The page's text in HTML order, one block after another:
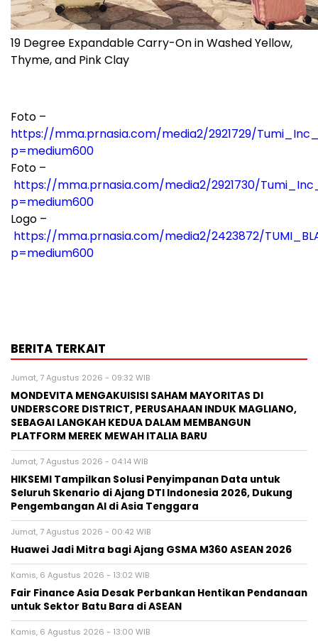
19 Degree Expandable Carry-On in Washed Yellow,
Thyme, and Pink Clay
Foto –
https://mma.prnasia.com/media2/2921729/
p=medium600
Foto –
https://mma.prnasia.com/media2/2921730/
p=medium600
Logo –
https://mma.prnasia.com/media2/2423872/
p=medium600
BERITA TERKAIT
Jumat, 7 Agustus 2026 - 09:32 WIB
MONDEVITA MENGAKUISISI SAHAM MAYORITAS DI
UNDERSCORE DISTRICT, PERUSAHAAN INDUK MAGLIANO,
SEBAGAI LANGKAH KEDUA DALAM MEMBANGUN
PLATFORM MEREK MEWAH ITALIA BARU
Jumat, 7 Agustus 2026 - 04:14 WIB
HIKSEMI Tampilkan Solusi Penyimpanan Data untuk
Seluruh Skenario di Ajang DTI Indonesia 2026, Dukung
Pengembangan AI di Asia Tenggara
Jumat, 7 Agustus 2026 - 00:42 WIB
Huawei Jadi Mitra bagi Ajang GSMA M360 ASEAN 2026
Kamis, 6 Agustus 2026 - 13:02 WIB
Fair Finance Asia Desak Perbankan Hentikan Pendanaan
untuk Sektor Batu Bara di ASEAN
Kamis, 6 Agustus 2026 - 13:00 WIB